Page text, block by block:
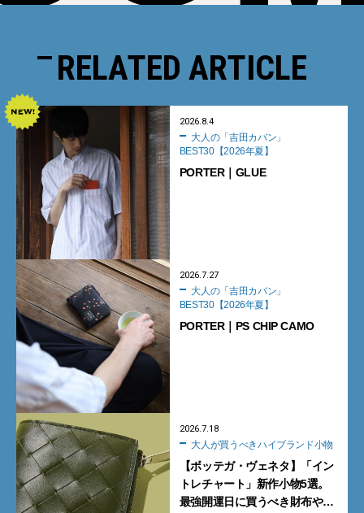
RELATED ARTICLE
2026.8.4
BEST30【2026年夏】
PORTER｜GLUE
2026.7.27
BEST30【2026年夏】
PORTER｜PS CHIP CAMO
2026.7.18
大人が買うべきハイブランド小物
【ボッテガ・ヴェネタ】「イン
トレチャート」新作小物5選。
最強開運日に買うべき財布や新